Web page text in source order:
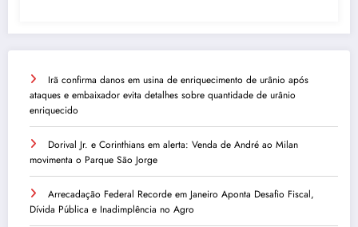
Irã confirma danos em usina de enriquecimento de urânio após
ataques e embaixador evita detalhes sobre quantidade de urânio
enriquecido
Dorival Jr. e Corinthians em alerta: Venda de André ao Milan
movimenta o Parque São Jorge
Arrecadação Federal Recorde em Janeiro Aponta Desafio Fiscal,
Dívida Pública e Inadimplência no Agro